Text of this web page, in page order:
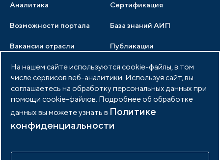
Аналитика Сертификация
Возможности портала
База знаний АИП
Вакансии отрасли Публикации
Медиатека Тендеры
Члены ассоциации
Услуги ассоциации
Документы АИП
Партнеры ассоциации
Фото и видео
Членство в АИП Войти в личный кабинет
На нашем сайте используются cookie-файлы, в том
числе сервисов веб-аналитики. Используя сайт, вы
соглашаетесь на обработку персональных данных при
помощи cookie-файлов. Подробнее об обработке
данных вы можете узнать в Политике
конфиденциальности